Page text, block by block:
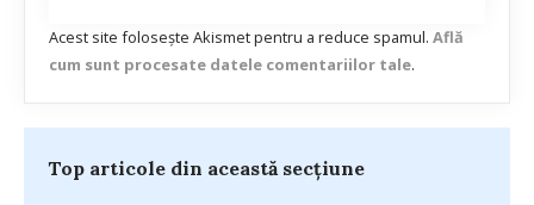
Acest site folosește Akismet pentru a reduce spamul. Află
cum sunt procesate datele comentariilor tale.
Top articole din această secțiune